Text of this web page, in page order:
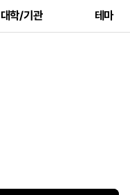
대학/기관 테마